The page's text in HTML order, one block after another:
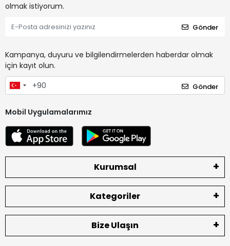
olmak istiyorum.
Gönder
Kampanya, duyuru ve bilgilendirmelerden haberdar olmak
için kayıt olun.
Gönder
Mobil Uygulamalarımız
Kurumsal
Kategoriler
Bize Ulaşın